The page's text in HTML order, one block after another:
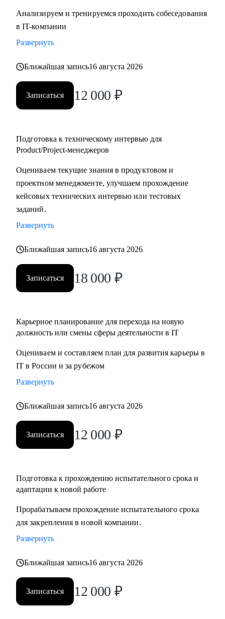
Анализируем и тренируемся проходить собеседования
в IT-компании
Развернуть
Ближайшая запись16 августа 2026
Записаться 12 000 ₽
Подготовка к техническому интервью для
Product/Project-менеджеров
Оцениваем текущие знания в продуктовом и
проектном менеджменте, улучшаем прохождение
кейсовых технических интервью или тестовых
заданий.
Развернуть
Ближайшая запись16 августа 2026
Записаться 18 000 ₽
Карьерное планирование для перехода на новую
должность или смены сферы деятельности в IT
Оцениваем и составляем план для развития карьеры в
IT в России и за рубежом
Развернуть
Ближайшая запись16 августа 2026
Записаться 12 000 ₽
Подготовка к прохождению испытательного срока и
адаптации к новой работе
Прорабатываем прохождение испытательного срока
для закрепления в новой компании.
Развернуть
Ближайшая запись16 августа 2026
Записаться 12 000 ₽